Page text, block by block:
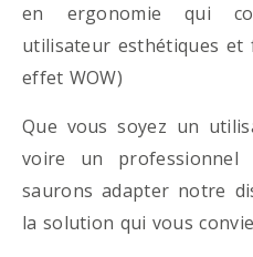
en ergonomie qui
utilisateur esthétiques et
effet WOW)
Que vous soyez un
voire un professionnel
saurons adapter notre
la solution qui vous